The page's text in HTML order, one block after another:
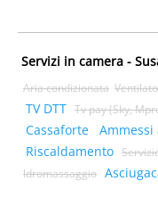
Servizi in camera -
Aria condizionata
TV DTT Tv pay (Sky,
Cassaforte
Riscaldamento
Idromassaggio